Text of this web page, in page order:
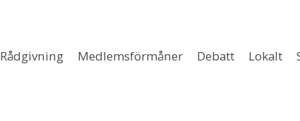
Rådgivning Medlemsförmåner Debatt Lokalt